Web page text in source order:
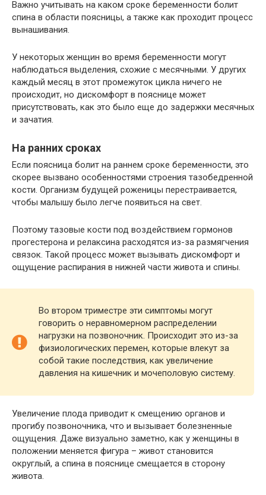
Важно учитывать на каком сроке беременности болит
спина в области поясницы, а также как проходит процесс
вынашивания.
У некоторых женщин во время беременности могут
наблюдаться выделения, схожие с месячными. У других
каждый месяц в этот промежуток цикла ничего не
происходит, но дискомфорт в пояснице может
присутствовать, как это было еще до задержки месячных
и зачатия.
На ранних сроках
Если поясница болит на раннем сроке беременности, это
скорее вызвано особенностями строения тазобедренной
кости. Организм будущей роженицы перестраивается,
чтобы малышу было легче появиться на свет.
Поэтому тазовые кости под воздействием гормонов
прогестерона и релаксина расходятся из-за размягчения
связок. Такой процесс может вызывать дискомфорт и
ощущение распирания в нижней части живота и спины.
Во втором триместре эти симптомы могут
говорить о неравномерном распределении
нагрузки на позвоночник. Происходит это из-за
физиологических перемен, которые влекут за
собой такие последствия, как увеличение
давления на кишечник и мочеполовую систему.
Увеличение плода приводит к смещению органов и
прогибу позвоночника, что и вызывает болезненные
ощущения. Даже визуально заметно, как у женщины в
положении меняется фигура – живот становится
округлый, а спина в пояснице смещается в сторону
живота.